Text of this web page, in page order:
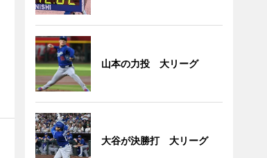
山本の力投 大リーグ
大谷が決勝打 大リーグ